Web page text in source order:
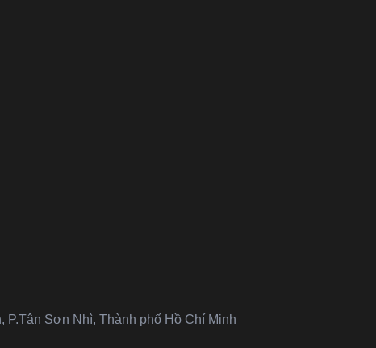
P.Tân Sơn Nhì, Thành phố Hồ Chí Minh